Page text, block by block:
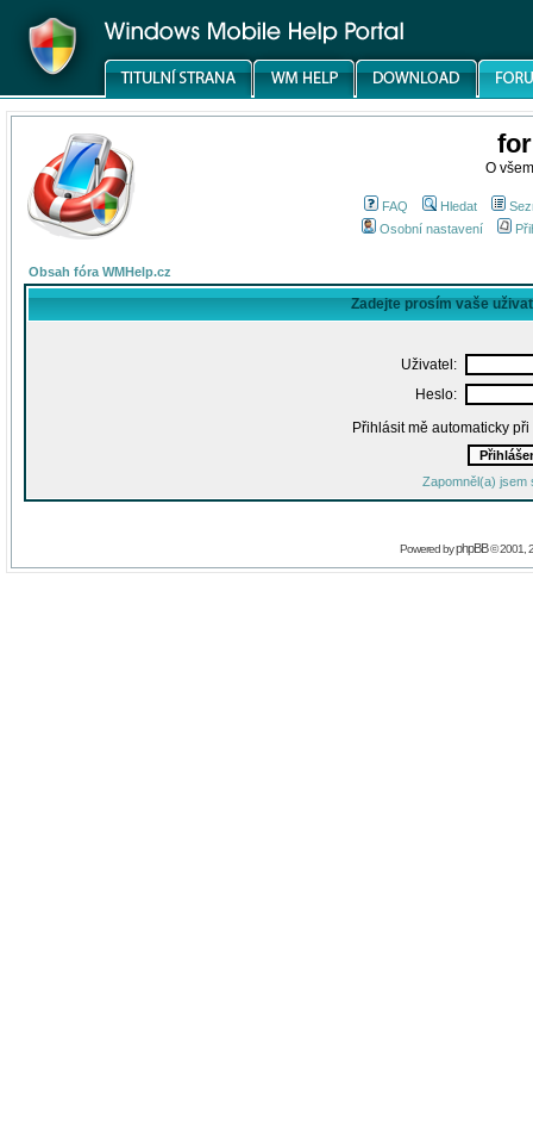
O
FAQ Hledat
Osobní nastavení
Obsah fóra WMHelp.cz
Zadejte prosím vaše
Uživatel:
Heslo:
Přihlásit mě automaticky
Zapomněl(a) jsem
Powered byphpBB© 2001,